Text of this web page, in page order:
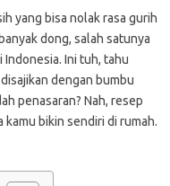
yang bisa nolak rasa gurih
dong, salah satunya
Ini tuh, tahu
dengan bumbu
penasaran? Nah, resep
bikin sendiri di rumah.